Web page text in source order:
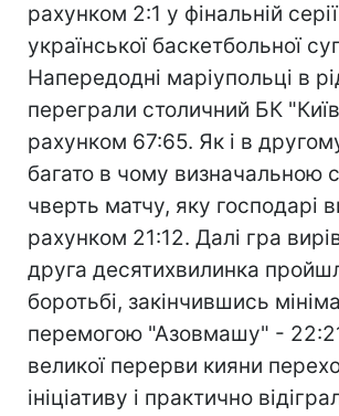
рахунком 2:1 у фінальній
української баскетбольної
Напередодні маріупольці в
переграли столичний БК
рахунком 67:65. Як і в
багато в чому визначальною
чверть матчу, яку господарі
рахунком 21:12. Далі гра
друга десятихвилинка
боротьбі, закінчившись
перемогою "Азовмашу" -
великої перерви кияни
ініціативу і практично